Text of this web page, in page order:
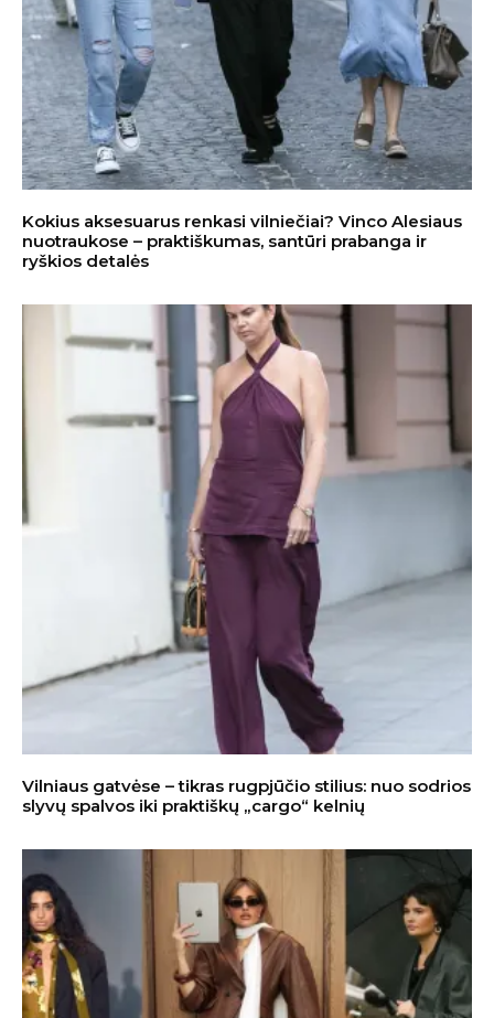
Kokius aksesuarus renkasi vilniečiai? Vinco Alesiaus
nuotraukose – praktiškumas, santūri prabanga ir
ryškios detalės
Vilniaus gatvėse – tikras rugpjūčio stilius: nuo sodrios
slyvų spalvos iki praktiškų „cargo“ kelnių